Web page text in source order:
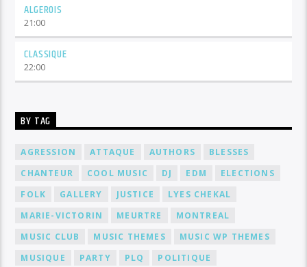
ALGEROIS
21:00
CLASSIQUE
22:00
BY TAG
AGRESSION ATTAQUE AUTHORS
BLESSES
CHANTEUR
COOL MUSIC DJ EDM
ELECTIONS
FOLK
GALLERY JUSTICE
LYES CHEKAL
MARIE-VICTORIN
MEURTRE
MONTREAL
MUSIC CLUB
MUSIC THEMES
MUSIC WP THEMES
MUSIQUE
PARTY PLQ
POLITIQUE